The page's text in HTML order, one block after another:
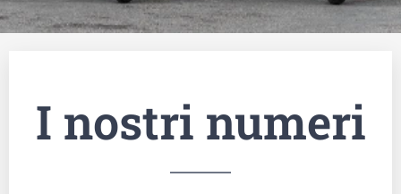
I nostri numeri